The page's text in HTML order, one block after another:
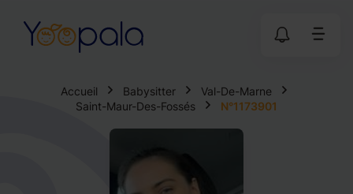
Accueil Babysitter
Val-De-Marne
Saint-Maur-Des-Fossés
N°1173901